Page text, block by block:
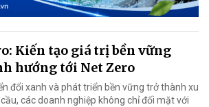
Kiến tạo giá trị bền vững
hướng tới Net Zero
đổi xanh và phát triển bền vững trở thành xu
các doanh nghiệp không chỉ đối mặt với